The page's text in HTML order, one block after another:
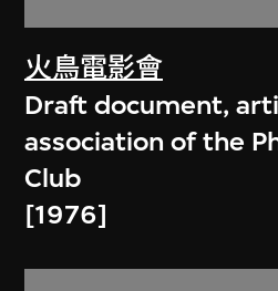
火鳥電影會
Draft document,
association of the
Club
[1976]